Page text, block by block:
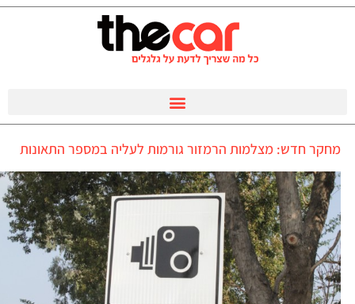
מחקר חדש: מצלמות הרמזור גורמות לעליה במספר התאונות